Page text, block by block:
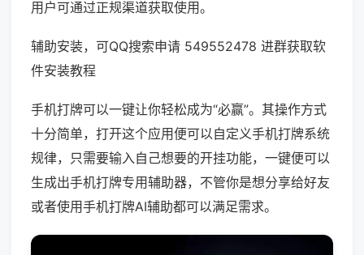
用户可通过正规渠道获取使用。
辅助安装，可QQ搜索申请 549552478 进群获取软
件安装教程
手机打牌可以一键让你轻松成为“必赢”。其操作方式
十分简单，打开这个应用便可以自定义手机打牌系统
规律，只需要输入自己想要的开挂功能，一键便可以
生成出手机打牌专用辅助器，不管你是想分享给好友
或者使用手机打牌AI辅助都可以满足需求。